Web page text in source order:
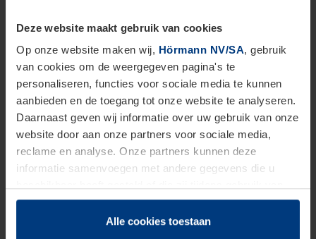
Deze website maakt gebruik van cookies
Op onze website maken wij, Hörmann NV/SA, gebruik
van cookies om de weergegeven pagina's te
personaliseren, functies voor sociale media te kunnen
aanbieden en de toegang tot onze website te analyseren.
Daarnaast geven wij informatie over uw gebruik van onze
website door aan onze partners voor sociale media,
reclame en analyse. Onze partners kunnen deze
informatie samenvoegen met andere gegevens die u
hun diensten hebben verzameld.
Juridisch hebben wij het recht om cookies op uw
Alle cookies toestaan